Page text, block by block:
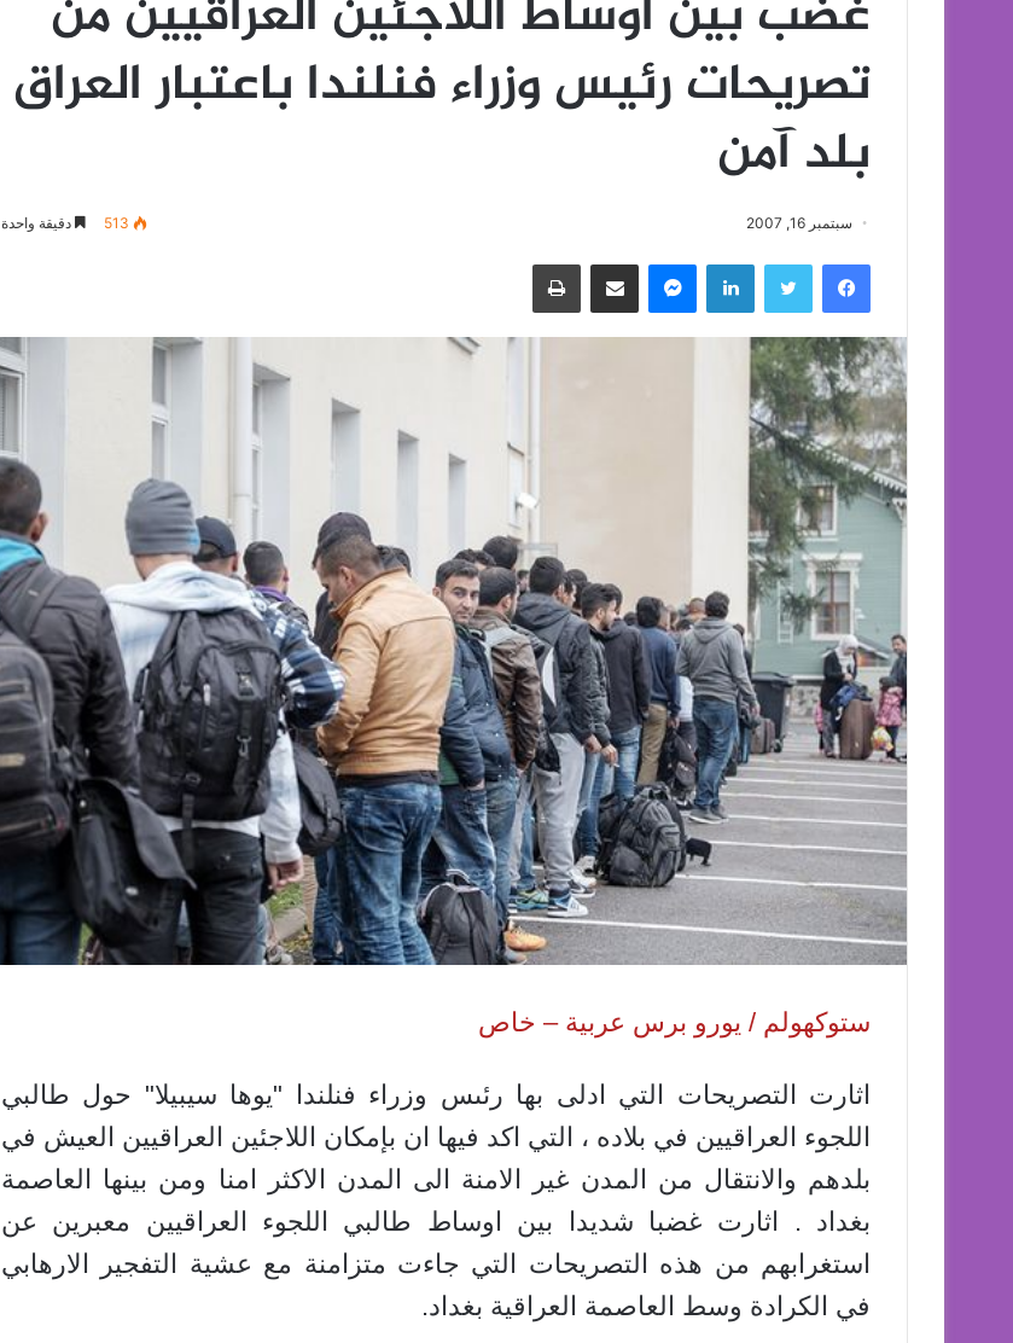
غضب بين اوساط اللاجئين العراقيين من
تصريحات رئيس وزراء فنلندا باعتبار العراق
بلد آمن
سبتمبر 16, 2007 513 دقيقة واحدة
فيسبوك تويتر لينكدإن ماسنجر مشاركة عبر البريد طباعة
ستوكهولم / يورو برس عربية – خاص
اثارت التصريحات التي ادلى بها رئىس وزراء فنلندا "يوها سيبيلا" حول طالبي
اللجوء العراقيين في بلاده ، التي اكد فيها ان بإمكان اللاجئين العراقيين العيش في
بلدهم والانتقال من المدن غير الامنة الى المدن الاكثر امنا ومن بينها العاصمة
بغداد . اثارت غضبا شديدا بين اوساط طالبي اللجوء العراقيين معبرين عن
استغرابهم من هذه التصريحات التي جاءت متزامنة مع عشية التفجير الارهابي
في الكرادة وسط العاصمة العراقية بغداد.